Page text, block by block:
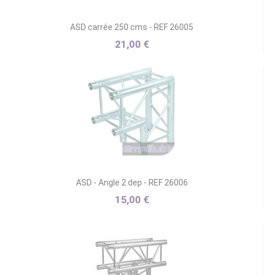
ASD carrée 250 cms - REF 26005
21,00 €
ASD - Angle 2 dep - REF 26006
15,00 €